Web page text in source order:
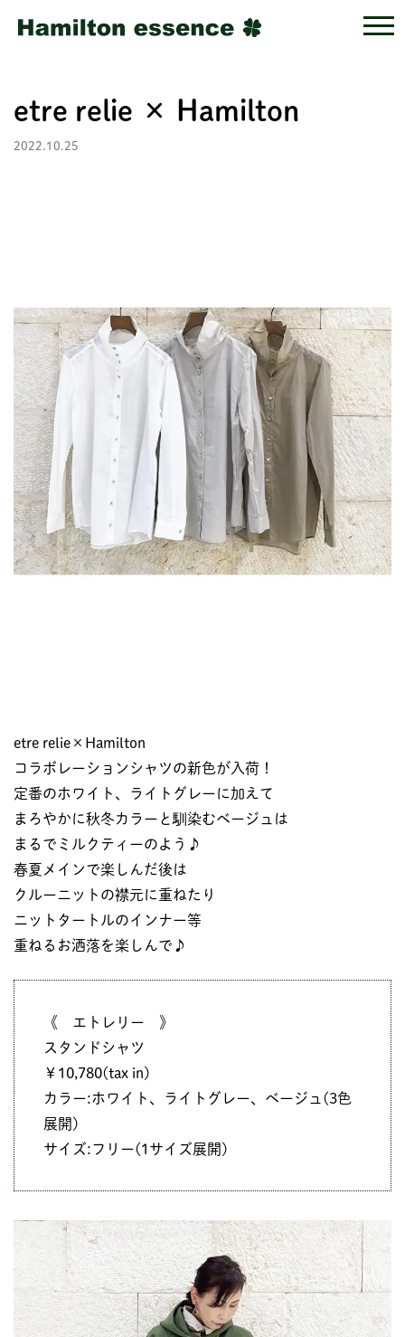
etre relie × Hamilton
2022.10.25
etre relie×Hamilton
コラボレーションシャツの新色が入荷！
定番のホワイト、ライトグレーに加えて
まろやかに秋冬カラーと馴染むベージュは
まるでミルクティーのよう♪
春夏メインで楽しんだ後は
クルーニットの襟元に重ねたり
ニットタートルのインナー等
重ねるお洒落を楽しんで♪
《 エトレリー 》
スタンドシャツ
￥10,780(tax in)
カラー:ホワイト、ライトグレー、ベージュ(3色
展開)
サイズ:フリー(1サイズ展開)